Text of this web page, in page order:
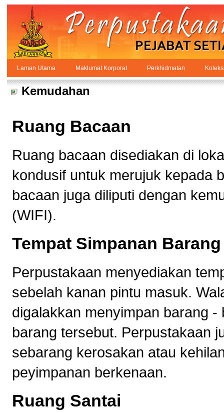
Skip to Content
PPSUKSEL
Kemudahan
Laman Utama Maklumat Korporat Perkhidmatan
Kemudahan
Ruang Bacaan
Ruang bacaan disediakan di
kondusif untuk merujuk kepada
bacaan juga diliputi dengan
(WIFI).
Tempat Simpanan Barang
Perpustakaan menyediakan
sebelah kanan pintu masuk.
digalakkan menyimpan barang
barang tersebut. Perpustakaan
sebarang kerosakan atau
peyimpanan berkenaan.
Ruang Santai